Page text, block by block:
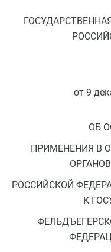
от 9
ОБ
ПРИМЕНЕНИЯ В
РОССИЙСКОЙ
К